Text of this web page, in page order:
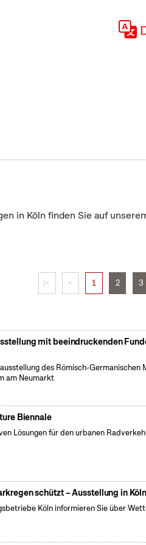
in Köln finden Sie auf
|< < 1 2 3
mit beeindruckenden
des Römisch-Germanischen
am Neumarkt
Biennale
Lösungen für den urbanen
schützt – Ausstellung in
Köln informieren Sie über